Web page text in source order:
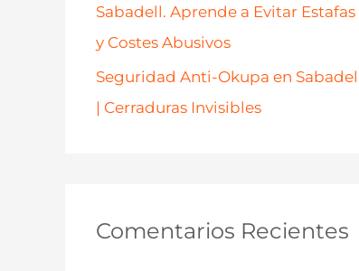
Sabadell. Aprende a Evitar Estafas
y Costes Abusivos
Seguridad Anti-Okupa en
| Cerraduras Invisibles
Comentarios Recientes